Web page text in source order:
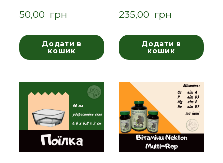
50,00  грн
Додати в
кошик
235,00  грн
Додати в
кошик